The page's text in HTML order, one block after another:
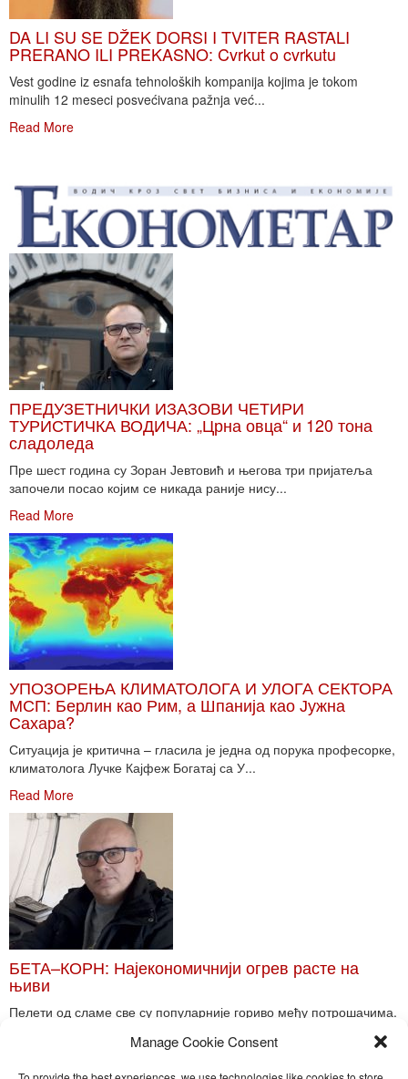
Manage Cookie Consent
DA LI SU SE DŽEK DORSI I TVITER RASTALI
PRERANO ILI PREKASNO: Cvrkut o cvrkutu
Vest godine iz esnafa tehnoloških kompanija kojima je tokom
minulih 12 meseci posvećivana pažnja već...
Read More
ПРЕДУЗЕТНИЧКИ ИЗАЗОВИ ЧЕТИРИ
ТУРИСТИЧКА ВОДИЧА: „Црна овца“ и 120 тона
сладоледа
Пре шест година су Зоран Јевтовић и његова три пријатеља
започели посао којим се никада раније нису...
Read More
УПОЗОРЕЊА КЛИМАТОЛОГА И УЛОГА СЕКТОРА
МСП: Берлин као Рим, а Шпанија као Јужна
Сахара?
Ситуација је критична – гласила је једна од порука професорке,
климатолога Лучке Кајфеж Богатај са У...
Read More
БЕТА–КОРН: Најекономичнији огрев расте на
њиви
Пелети од сламе све су популарније гориво међу потрошачима.